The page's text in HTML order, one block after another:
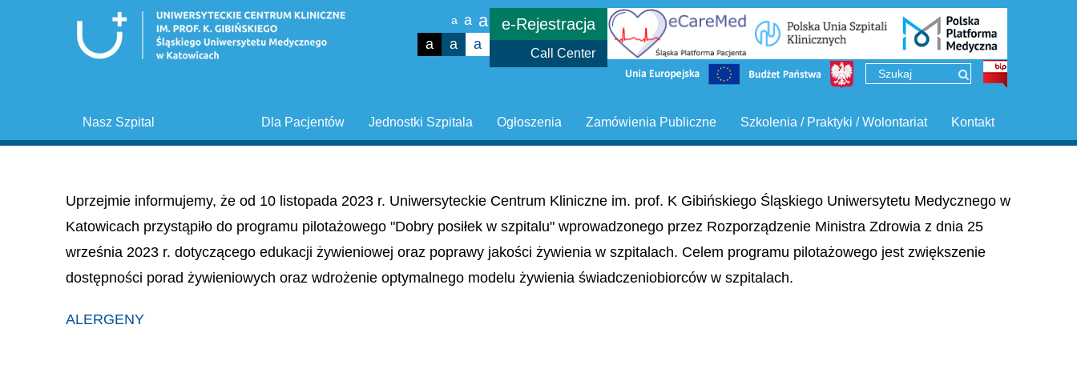
a a a
a a a
e-Rejestracja
Call Center
Kontakt
Szkolenia / Praktyki / Wolontariat
Zamówienia Publiczne
Ogłoszenia
Jednostki Szpitala
Dla Pacjentów
Nasz Szpital
Uprzejmie informujemy, że od 10 listopada 2023 r. Uniwersyteckie Centrum Kliniczne im. prof. K Gibińskiego Śląskiego Uniwersytetu Medycznego w
Katowicach przystąpiło do programu pilotażowego "Dobry posiłek w szpitalu" wprowadzonego przez Rozporządzenie Ministra Zdrowia z dnia 25
września 2023 r. dotyczącego edukacji żywieniowej oraz poprawy jakości żywienia w szpitalach. Celem programu pilotażowego jest zwiększenie
dostępności porad żywieniowych oraz wdrożenie optymalnego modelu żywienia świadczeniobiorców w szpitalach.
ALERGENY